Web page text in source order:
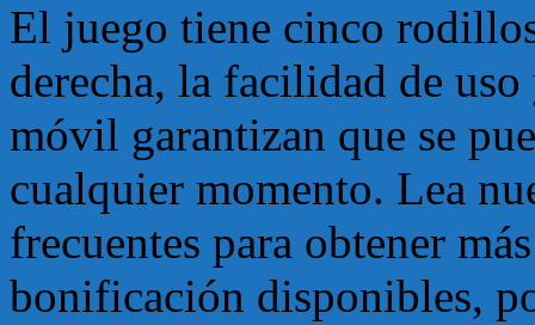
El juego tiene cinco
derecha, la facilidad de
móvil garantizan que se
cualquier momento. Lea
frecuentes para obtener
bonificación disponibles,